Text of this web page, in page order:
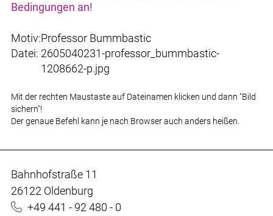
Bedingungen an!
Motiv:Professor Bummbastic
Datei: 2605040231-professor_bummbastic-
1208662-p.jpg
Mit der rechten Maustaste auf Dateinamen klicken und dann "Bild
sichern"!
Der genaue Befehl kann je nach Browser auch anders heißen.
Bahnhofstraße 11
26122 Oldenburg
+49 441 - 92 480 - 0